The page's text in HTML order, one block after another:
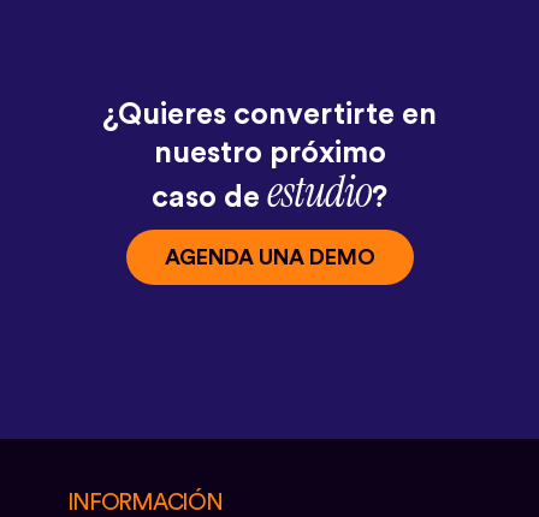
¿Quieres convertirte en
nuestro próximo
caso de estudio?
AGENDA UNA DEMO
INFORMACIÓN